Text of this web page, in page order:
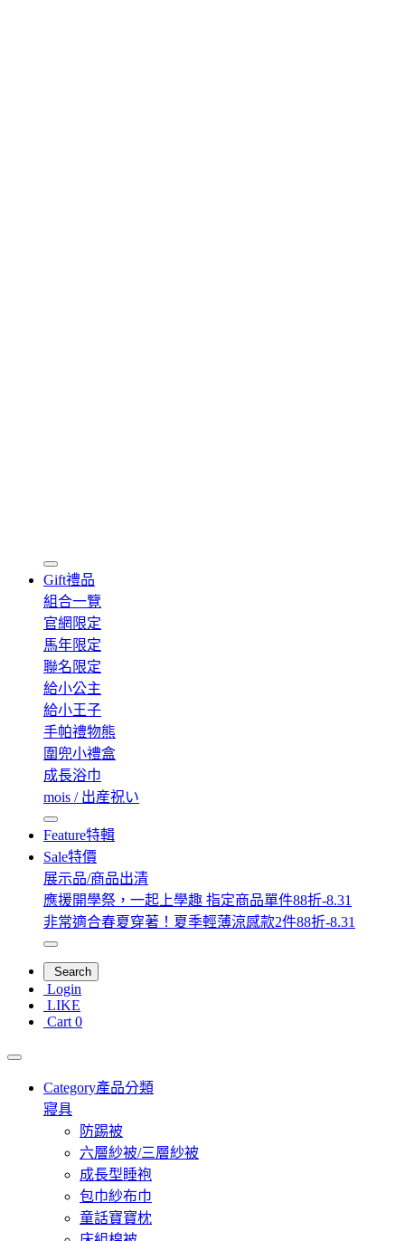
Gift禮品
組合一覽
官網限定
馬年限定
聯名限定
給小公主
給小王子
手帕禮物熊
圍兜小禮盒
成長浴巾
mois / 出産祝い
Feature特輯
Sale特價
展示品/商品出清
應援開學祭，一起上學趣 指定商品單件88折-8.31
非常適合春夏穿著！夏季輕薄涼感款2件88折-8.31
Search
Login
LIKE
Cart 0
Category產品分類
寢具
防踢被
六層紗被/三層紗被
成長型睡袍
包巾紗布巾
童話寶寶枕